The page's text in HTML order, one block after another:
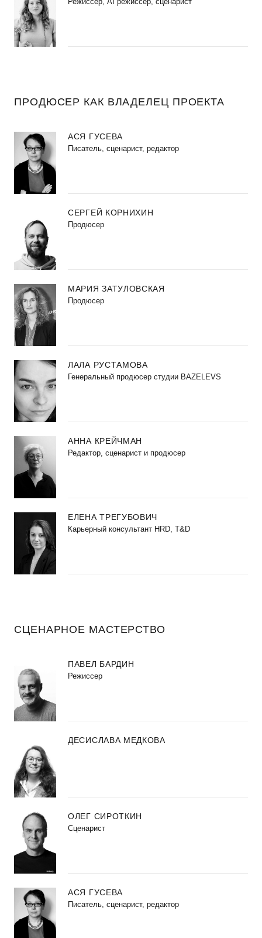
ПРОДЮСЕР КАК ВЛАДЕЛЕЦ ПРОЕКТА
АСЯ ГУСЕВА
Писатель, сценарист, редактор
СЕРГЕЙ КОРНИХИН
Продюсер
МАРИЯ ЗАТУЛОВСКАЯ
Продюсер
ЛАЛА РУСТАМОВА
Генеральный продюсер студии BAZELEVS
АННА КРЕЙЧМАН
Редактор, сценарист и продюсер
ЕЛЕНА ТРЕГУБОВИЧ
Карьерный консультант HRD, T&D
СЦЕНАРНОЕ МАСТЕРСТВО
ПАВЕЛ БАРДИН
Режиссер
ДЕСИСЛАВА МЕДКОВА
ОЛЕГ СИРОТКИН
Сценарист
АСЯ ГУСЕВА
Писатель, сценарист, редактор